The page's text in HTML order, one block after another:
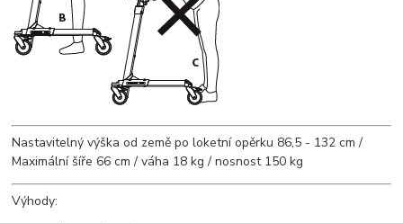
Nastavitelný výška od země po loketní opěrku 86,5 - 132 cm /
Maximální šíře 66 cm / váha 18 kg / nosnost 150 kg
Výhody: